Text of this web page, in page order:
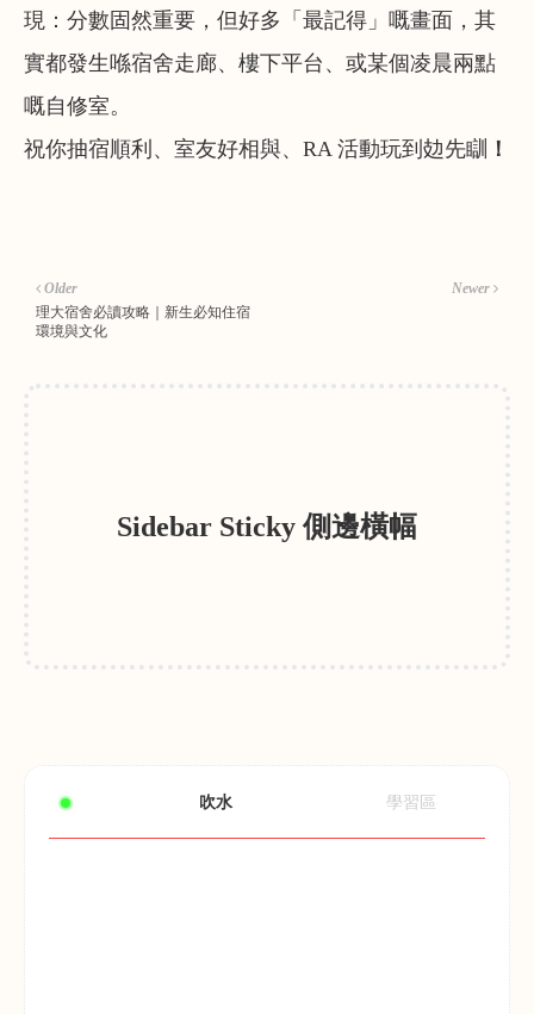
現：分數固然重要，但好多「最記得」嘅畫面，其
實都發生喺宿舍走廊、樓下平台、或某個凌晨兩點
嘅自修室。
祝你抽宿順利、室友好相與、RA 活動玩到攰先瞓 ！
Newer
Older
理大宿舍必讀攻略｜新生必知住宿
環境與文化
Sidebar Sticky 側邊橫幅
吹水 學習區